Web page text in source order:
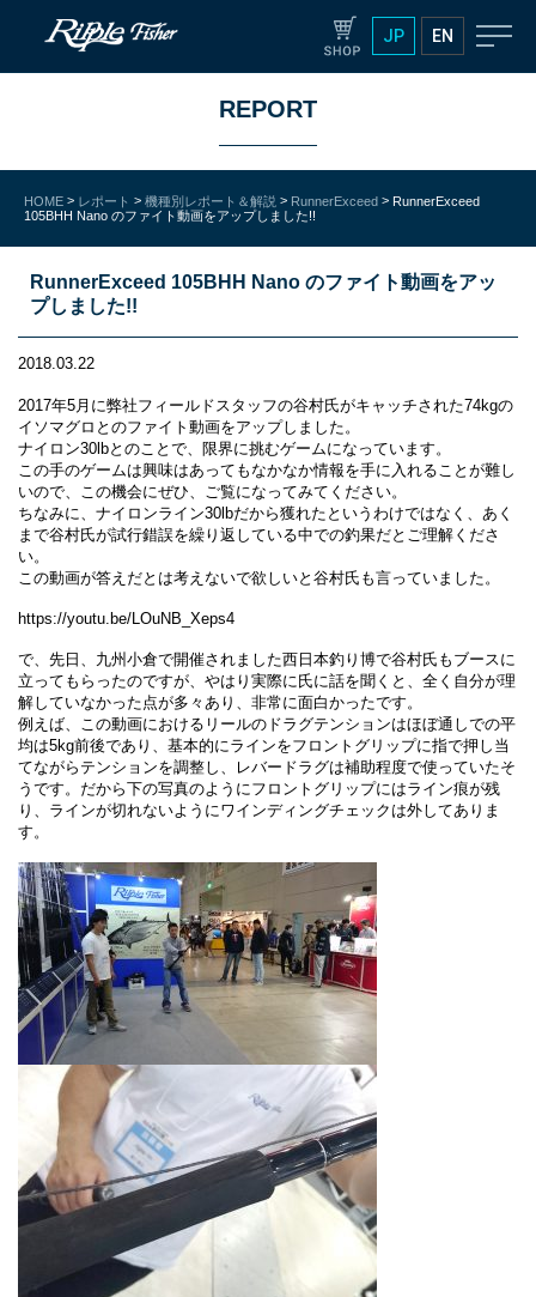
JP EN
REPORT
HOME > レポート > 機種別レポート＆解説 > RunnerExceed > RunnerExceed
105BHH Nano のファイト動画をアップしました!!
RunnerExceed 105BHH Nano のファイト動画をアッ
プしました!!
2018.03.22
2017年5月に弊社フィールドスタッフの谷村氏がキャッチされた74kgの
イソマグロとのファイト動画をアップしました。
ナイロン30lbとのことで、限界に挑むゲームになっています。
この手のゲームは興味はあってもなかなか情報を手に入れることが難し
いので、この機会にぜひ、ご覧になってみてください。
ちなみに、ナイロンライン30lbだから獲れたというわけではなく、あく
まで谷村氏が試行錯誤を繰り返している中での釣果だとご理解くださ
い。
この動画が答えだとは考えないで欲しいと谷村氏も言っていました。
https://youtu.be/LOuNB_Xeps4
で、先日、九州小倉で開催されました西日本釣り博で谷村氏もブースに
立ってもらったのですが、やはり実際に氏に話を聞くと、全く自分が理
解していなかった点が多々あり、非常に面白かったです。
例えば、この動画におけるリールのドラグテンションはほぼ通しでの平
均は5kg前後であり、基本的にラインをフロントグリップに指で押し当
てながらテンションを調整し、レバードラグは補助程度で使っていたそ
うです。だから下の写真のようにフロントグリップにはライン痕が残
り、ラインが切れないようにワインディングチェックは外してありま
す。